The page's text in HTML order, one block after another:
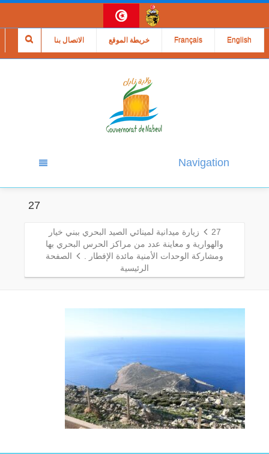
الاتصال بنا خريطة الموقع Français English
Navigation
27
27
زيارة ميدانية لمينائي الصيد البحري ببني خيار
والهوارية و معاينة عدد من مراكز الحرس البحري بها
ومشاركة الوحدات الأمنية مائدة الإفطار .
الصفحة
الرئيسية